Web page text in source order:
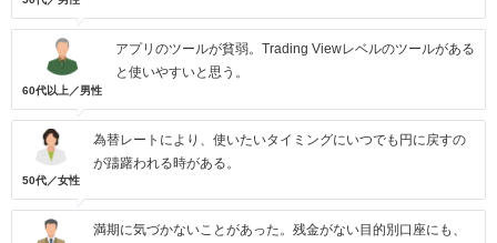
60代以上／男性
アプリのツールが貧弱。Trading Viewレベルのツールがある
と使いやすいと思う。
50代／女性
為替レートにより、使いたいタイミングにいつでも円に戻すの
が躊躇われる時がある。
満期に気づかないことがあった。残金がない目的別口座にも、